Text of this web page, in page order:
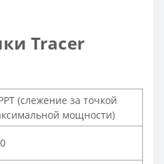
Tracer
(слежение за точкой
мощности)